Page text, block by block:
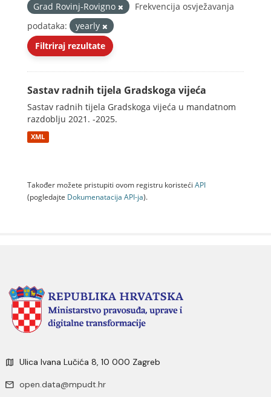
Grad Rovinj-Rovigno
Frekvencija osvježavanja
podataka:
yearly
Filtriraj rezultate
Sastav radnih tijela Gradskoga vijeća
Sastav radnih tijela Gradskoga vijeća u mandatnom
razdoblju 2021. -2025.
XML
Također možete pristupiti ovom registru koristeći API
(pogledajte Dokumenаtаcijа API-jа).